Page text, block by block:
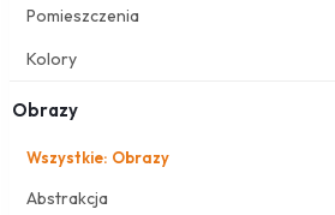
Pomieszczenia
Kolory
Obrazy
Wszystkie: Obrazy
Abstrakcja